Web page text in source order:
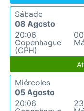
Sábado
08 Agosto
20:06
Copenhague
(CPH)
Miércoles
05 Agosto
20:06